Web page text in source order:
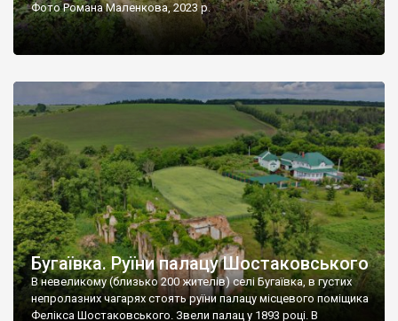
Фото Романа Маленкова, 2023 р.
Бугаївка. Руїни палацу Шостаковського
В невеликому (близько 200 жителів) селі Бугаївка, в густих
непролазних чагарях стоять руїни палацу місцевого поміщика
Фелікса Шостаковського. Звели палац у 1893 році. В